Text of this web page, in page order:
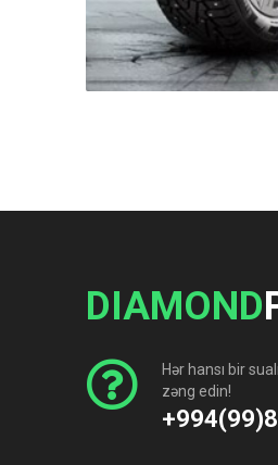
DIAMOND
Hər hansı bir
zəng edin!